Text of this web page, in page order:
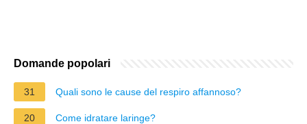
Domande popolari
31 Quali sono le cause del respiro affannoso?
20 Come idratare laringe?